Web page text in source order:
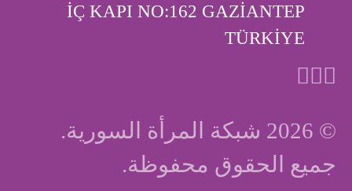
İÇ KAPI ‎NO:162 GAZİANTEP
TÜRKİYE
© 2026 شبكة المرأة السورية.
جميع الحقوق محفوظة.